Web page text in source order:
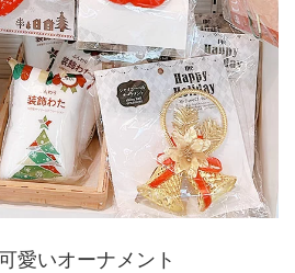
愛いオーナメント